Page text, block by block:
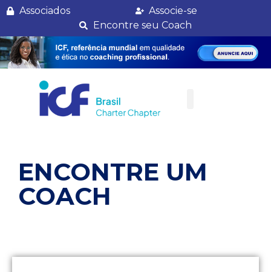
Associados
Associe-se
Encontre seu Coach
ENCONTRE UM
COACH